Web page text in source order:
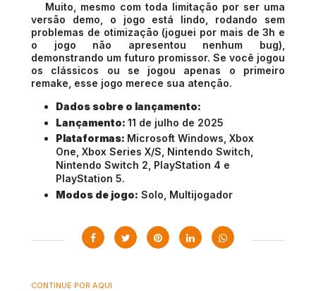
Muito, mesmo com toda limitação por ser uma
versão demo, o jogo está lindo, rodando sem
problemas de otimização (joguei por mais de 3h e
o jogo não apresentou nenhum bug),
demonstrando um futuro promissor. Se você jogou
os clássicos ou se jogou apenas o primeiro
remake, esse jogo merece sua atenção.
Dados sobre o lançamento:
Lançamento: 11 de julho de 2025
Plataformas: Microsoft Windows, Xbox
One, Xbox Series X/S, Nintendo Switch,
Nintendo Switch 2, PlayStation 4 e
PlayStation 5.
Modos de jogo: Solo, Multijogador
CONTINUE POR AQUI